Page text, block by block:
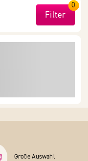
Filter
0
Große Auswahl